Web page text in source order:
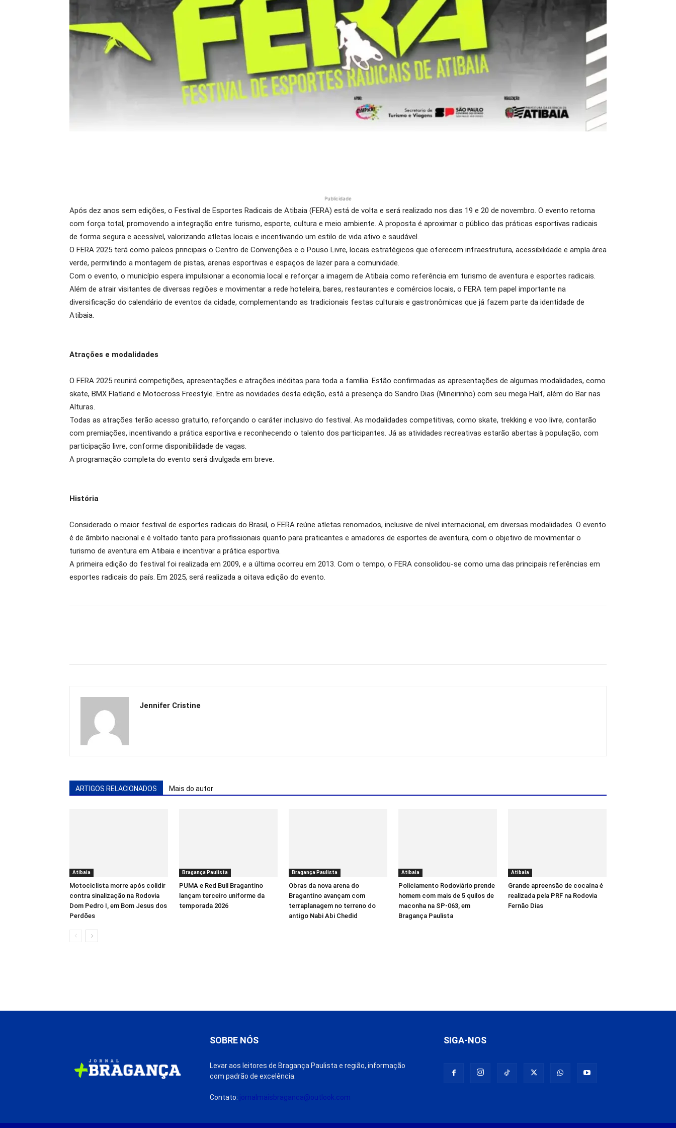
Publicidade
Após dez anos sem edições, o Festival de Esportes Radicais de Atibaia (FERA) está de volta e será realizado nos dias 19 e 20 de novembro. O evento retorna
com força total, promovendo a integração entre turismo, esporte, cultura e meio ambiente. A proposta é aproximar o público das práticas esportivas radicais
de forma segura e acessível, valorizando atletas locais e incentivando um estilo de vida ativo e saudável.
O FERA 2025 terá como palcos principais o Centro de Convenções e o Pouso Livre, locais estratégicos que oferecem infraestrutura, acessibilidade e ampla área
verde, permitindo a montagem de pistas, arenas esportivas e espaços de lazer para a comunidade.
Com o evento, o município espera impulsionar a economia local e reforçar a imagem de Atibaia como referência em turismo de aventura e esportes radicais.
Além de atrair visitantes de diversas regiões e movimentar a rede hoteleira, bares, restaurantes e comércios locais, o FERA tem papel importante na
diversificação do calendário de eventos da cidade, complementando as tradicionais festas culturais e gastronômicas que já fazem parte da identidade de
Atibaia.
Atrações e modalidades
O FERA 2025 reunirá competições, apresentações e atrações inéditas para toda a família. Estão confirmadas as apresentações de algumas modalidades, como
skate, BMX Flatland e Motocross Freestyle. Entre as novidades desta edição, está a presença do Sandro Dias (Mineirinho) com seu mega Half, além do Bar nas
Alturas.
Todas as atrações terão acesso gratuito, reforçando o caráter inclusivo do festival. As modalidades competitivas, como skate, trekking e voo livre, contarão
com premiações, incentivando a prática esportiva e reconhecendo o talento dos participantes. Já as atividades recreativas estarão abertas à população, com
participação livre, conforme disponibilidade de vagas.
A programação completa do evento será divulgada em breve.
História
Considerado o maior festival de esportes radicais do Brasil, o FERA reúne atletas renomados, inclusive de nível internacional, em diversas modalidades. O evento
é de âmbito nacional e é voltado tanto para profissionais quanto para praticantes e amadores de esportes de aventura, com o objetivo de movimentar o
turismo de aventura em Atibaia e incentivar a prática esportiva.
A primeira edição do festival foi realizada em 2009, e a última ocorreu em 2013. Com o tempo, o FERA consolidou-se como uma das principais referências em
esportes radicais do país. Em 2025, será realizada a oitava edição do evento.
Jennifer Cristine
ARTIGOS RELACIONADOS Mais do autor
Atibaia
Motociclista morre após colidir
contra sinalização na Rodovia
Dom Pedro I, em Bom Jesus dos
Perdões
Bragança Paulista
PUMA e Red Bull Bragantino
lançam terceiro uniforme da
temporada 2026
Bragança Paulista
Obras da nova arena do
Bragantino avançam com
terraplanagem no terreno do
antigo Nabi Abi Chedid
Atibaia
Policiamento Rodoviário prende
homem com mais de 5 quilos de
maconha na SP-063, em
Bragança Paulista
Atibaia
Grande apreensão de cocaína é
realizada pela PRF na Rodovia
Fernão Dias
SOBRE NÓS
Levar aos leitores de Bragança Paulista e região, informação
com padrão de excelência.
Contato: jornalmaisbraganca@outlook.com
SIGA-NOS